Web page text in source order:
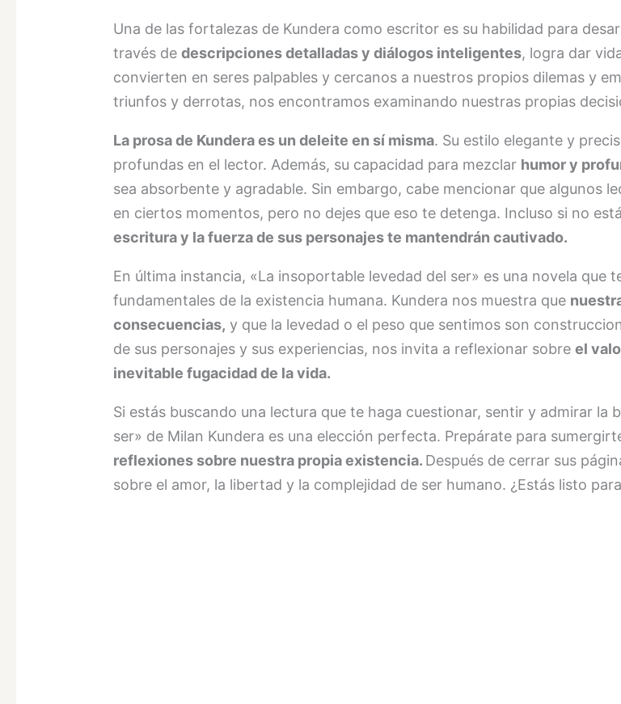
Una de las fortalezas de Kundera como escritor es su habilidad para
través dedescripciones detalladas y diálogos inteligentes, logra dar
convierten en seres palpables y cercanos a nuestros propios dilemas y
triunfos y derrotas, nos encontramos examinando nuestras propias
La prosa de Kundera es un deleite en sí misma. Su estilo elegante y
profundas en el lector. Además, su capacidad para mezclar humor y
sea absorbente y agradable. Sin embargo, cabe mencionar que algunos
en ciertos momentos, pero no dejes que eso te detenga. Incluso si no
escritura y la fuerza de sus personajes te mantendrán cautivado.
En última instancia, «La insoportable levedad del ser» es una novela que
fundamentales de la existencia humana. Kundera nos muestra que
consecuencias, y que la levedad o el peso que sentimos son
de sus personajes y sus experiencias, nos invita a reflexionar sobreel
inevitable fugacidad de la vida.
Si estás buscando una lectura que te haga cuestionar, sentir y admirar la
ser» de Milan Kundera es una elección perfecta. Prepárate para
reflexiones sobre nuestra propia existencia. Después de cerrar sus
sobre el amor, la libertad y la complejidad de ser humano. ¿Estás listo